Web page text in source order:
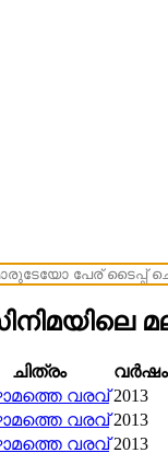
ചിത്രം
വര്‍ഷം
വരവ് 2013
വരവ് 2013
വരവ് 2013